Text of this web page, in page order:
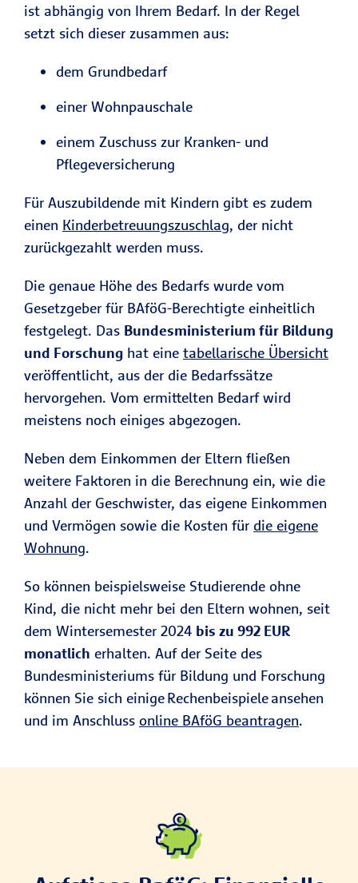
ist abhängig von Ihrem Bedarf. In der Regel
setzt sich dieser zusammen aus:
dem Grundbedarf
einer Wohnpauschale
einem Zuschuss zur Kranken- und
Pflegeversicherung
Für Auszubildende mit Kindern gibt es zudem
einen Kinderbetreuungszuschlag, der nicht
zurückgezahlt werden muss.
Die genaue Höhe des Bedarfs wurde vom
Gesetzgeber für BAföG-Berechtigte einheitlich
festgelegt. Das Bundesministerium für Bildung
und Forschung hat eine tabellarische Übersicht
veröffentlicht, aus der die Bedarfssätze
hervorgehen. Vom ermittelten Bedarf wird
meistens noch einiges abgezogen.
Neben dem Einkommen der Eltern fließen
weitere Faktoren in die Berechnung ein, wie die
Anzahl der Geschwister, das eigene Einkommen
und Vermögen sowie die Kosten für die eigene
Wohnung.
So können beispielsweise Studierende ohne
Kind, die nicht mehr bei den Eltern wohnen, seit
dem Wintersemester 2024 bis zu 992 EUR
monatlich erhalten. Auf der Seite des
Bundesministeriums für Bildung und Forschung
können Sie sich einige Rechenbeispiele ansehen
und im Anschluss online BAföG beantragen.